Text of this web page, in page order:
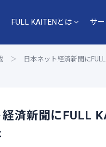
FULL KAITENとは サ
＞ 日本ネット経済新聞に
経済新聞にFULL